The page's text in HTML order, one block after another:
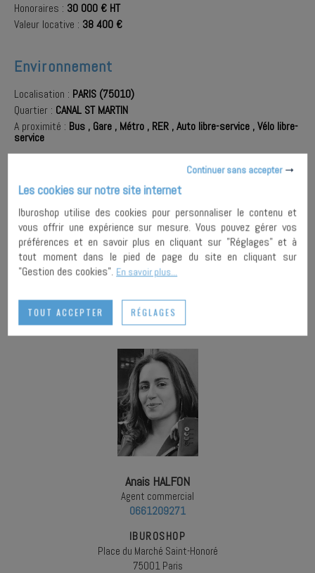
Honoraires : 30 000 € HT
Valeur locative : 38 400 €
Environnement
Localisation : PARIS (75010)
Quartier : CANAL ST MARTIN
A proximité : Bus , Gare , Métro , RER ,Auto libre-service ,Vélo libre-
service
AJOUTER À
SÉLECTION UN AMI PARTAGER
IMPRIMER
Anais HALFON
Agent commercial
0661209271
IBUROSHOP
Place du Marché Saint-Honoré
75001 Paris
Continuer sans accepter
Les cookies sur notre site internet
Iburoshop utilise des cookies pour personnaliser le contenu et
vous offrir une expérience sur mesure. Vous pouvez gérer vos
préférences et en savoir plus en cliquant sur "Réglages" et à
tout moment dans le pied de page du site en cliquant sur
"Gestion des cookies". En savoir plus...
TOUT ACCEPTER RÉGLAGES